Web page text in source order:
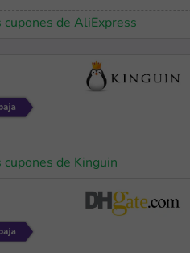
cupones de AliExpress
cupones de Kinguin